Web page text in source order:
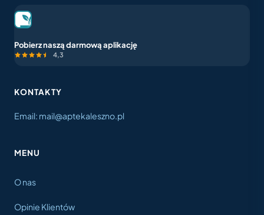
Pobierz naszą darmową aplikację
4,3
KONTAKTY
Email: mail@aptekaleszno.pl
MENU
O nas
Opinie Klientów